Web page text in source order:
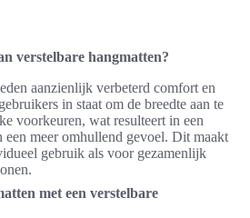
verstelbare hangmatten?
aanzienlijk verbeterd comfort en
in staat om de breedte aan te
voorkeuren, wat resulteert in een
een meer omhullend gevoel. Dit maakt
gebruik als voor gezamenlijk
met een verstelbare